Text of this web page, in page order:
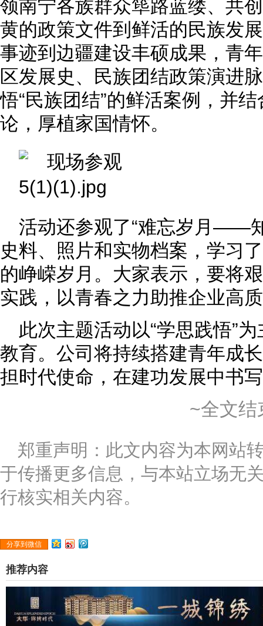
领南宁各族群众筚路蓝缕、共
黄的政策文件到鲜活的民族发
事迹到边疆建设丰硕成果，青
区发展史、民族团结政策演进
悟“民族团结”的鲜活案例，并
论，厚植家国情怀。
活动还参观了“难忘岁月——
史料、照片和实物档案，学习
的峥嵘岁月。大家表示，要将
实践，以青春之力助推企业高
此次主题活动以“学思践悟”
教育。公司将持续搭建青年成
担时代使命，在建功发展中书
~全文结
郑重声明：此文内容为本网站
于传播更多信息，与本站立场无
行核实相关内容。
分享到微信
推荐内容